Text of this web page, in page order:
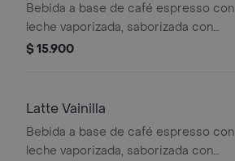
domicilio.
Bebida a base de café espresso con
leche vaporizada, saborizada con
caramelo.
$ 15.900
Latte Vainilla
Bebida a base de café espresso con
leche vaporizada, saborizada con